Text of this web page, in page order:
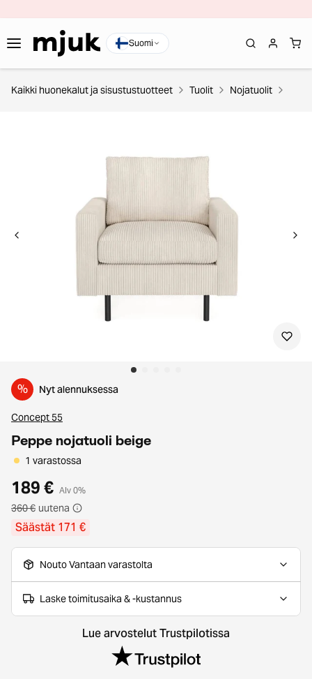
Suomi
Kaikki huonekalut ja sisustustuotteet Tuolit Nojatuolit
% Nyt alennuksessa
Concept 55
Peppe nojatuoli beige
1 varastossa
189 € Alv 0%
360 € uutena
Säästät 171 €
Nouto Vantaan varastolta
Laske toimitusaika & -kustannus
Lue arvostelut Trustpilotissa